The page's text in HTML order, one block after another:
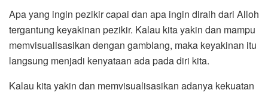
Apa yang ingin pezikir capai dan apa ingin diraih dari Alloh
tergantung keyakinan pezikir. Kalau kita yakin dan mampu
memvisualisasikan dengan gamblang, maka keyakinan itu
langsung menjadi kenyataan ada pada diri kita.
Kalau kita yakin dan memvisualisasikan adanya kekuatan